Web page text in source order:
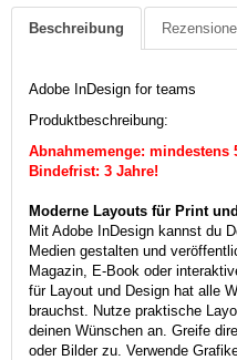
Beschreibung
Adobe InDesign for teams
Produktbeschreibung:
Abnahmemenge: mindestens
Bindefrist: 3 Jahre!
Moderne Layouts für Print
Mit Adobe InDesign kannst du
Medien gestalten und
Magazin, E-Book oder
für Layout und Design hat alle
brauchst. Nutze praktische
deinen Wünschen an. Greife
oder Bilder zu. Verwende